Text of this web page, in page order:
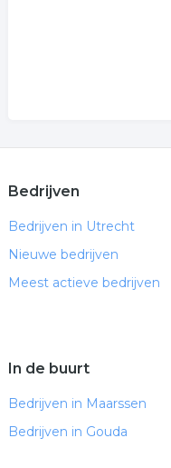
Bedrijven
Bedrijven in Utrecht
Nieuwe bedrijven
Meest actieve bedrijven
In de buurt
Bedrijven in Maarssen
Bedrijven in Gouda